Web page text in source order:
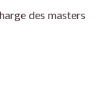
des masters